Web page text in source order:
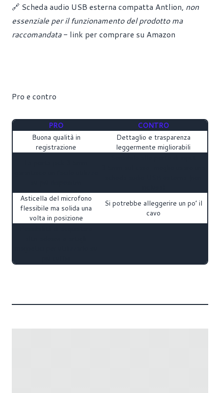
🔗 Scheda audio USB esterna compatta Antlion, non
essenziale per il funzionamento del prodotto ma
raccomandata- link per comprare su Amazon
Pro e contro
PRO
CONTRO
Buona qualità in
registrazione
Dettaglio e trasparenza
leggermente migliorabili
Asticella del microfono
flessibile ma solida una
volta in posizione
Si potrebbe alleggerire un po’ il
cavo